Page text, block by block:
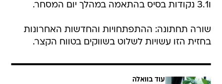
ו3.1 נקודות בסיס בהתאמה במהלך יום המסחר.
שורה תחתונה: ההתפתחויות והחדשות האחרונות
בחזית הזו עשויות לשלוט בשווקים בטווח הקצר.
עוד בוואלה